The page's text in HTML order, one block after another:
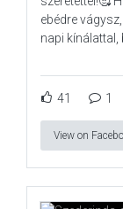
ebédre
napi
41 1
View on